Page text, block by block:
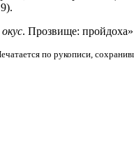
окус. Прозвище:
по рукописи,